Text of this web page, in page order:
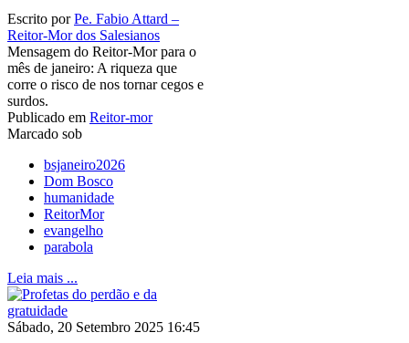
Escrito porPe. Fabio Attard –
Reitor-Mor dos Salesianos
Mensagem do Reitor-Mor para o
mês de janeiro: A riqueza que
corre o risco de nos tornar cegos e
surdos.
Publicado em Reitor-mor
Marcado sob
bsjaneiro2026
Dom Bosco
humanidade
ReitorMor
evangelho
parabola
Leia mais ...
Sábado, 20 Setembro 2025 16:45